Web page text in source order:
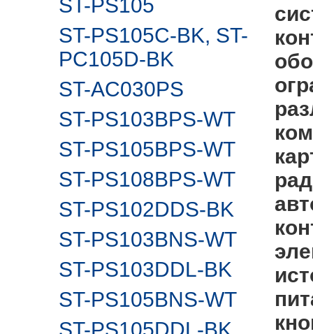
ST-PS105
ST-PS105C-BK, ST-
PC105D-BK
ST-AC030PS
ST-PS103BPS-WT
ST-PS105BPS-WT
ST-PS108BPS-WT
ST-PS102DDS-BK
ST-PS103BNS-WT
ST-PS103DDL-BK
ST-PS105BNS-WT